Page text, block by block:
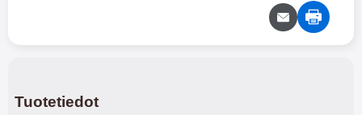
Tuotetiedot